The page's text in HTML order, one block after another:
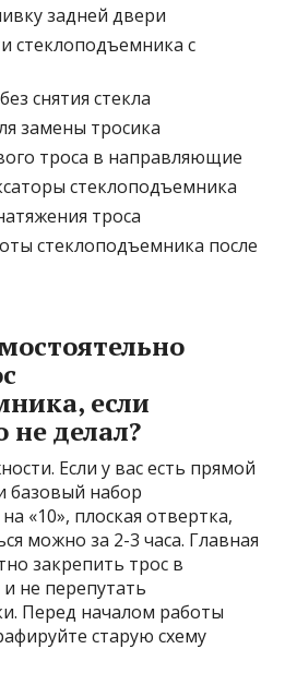
задней двери
стеклоподъемника с
снятия стекла
замены тросика
троса в направляющие
стеклоподъемника
троса
стеклоподъемника после
если
не делал?
Если у вас есть прямой
базовый набор
«10», плоская отвертка,
можно за 2-3 часа. Главная
закрепить трос в
не перепутать
Перед началом работы
старую схему